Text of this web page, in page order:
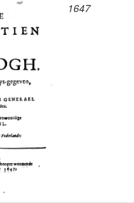
1647